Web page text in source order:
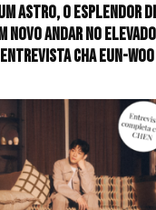
astro, o esplendor
novo andar no
Entrevista CHA EUN-WOO